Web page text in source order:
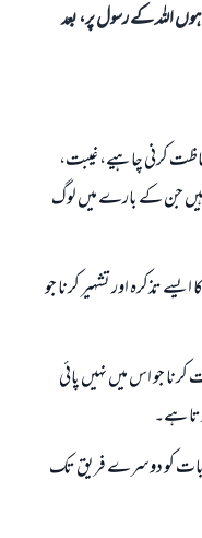
اللہ کے رسول پر، بعد
کرنی چاہیے، غیبت،
ہیں جن کے بارے میں لوگ
تذکرہ اور تشہیر کرنا جو
جو اس میں نہیں پائی
ہے۔
بات کو دوسرے فریق تک